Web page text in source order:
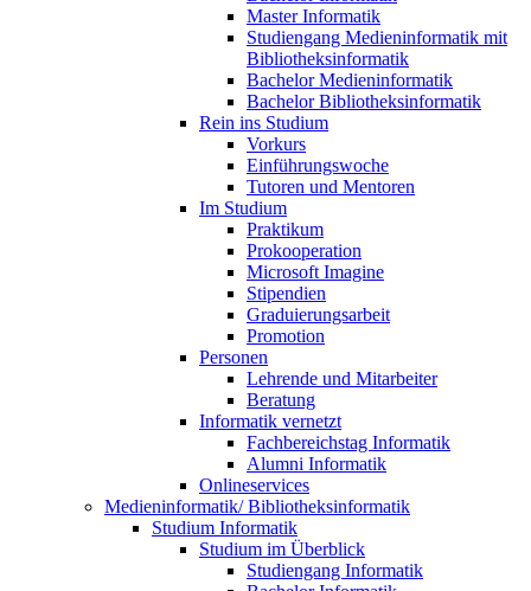
Master Informatik
Studiengang Medieninformatik mit
Bibliotheksinformatik
Bachelor Medieninformatik
Bachelor Bibliotheksinformatik
Rein ins Studium
Vorkurs
Einführungswoche
Tutoren und Mentoren
Im Studium
Praktikum
Prokooperation
Microsoft Imagine
Stipendien
Graduierungsarbeit
Promotion
Personen
Lehrende und Mitarbeiter
Beratung
Informatik vernetzt
Fachbereichstag Informatik
Alumni Informatik
Onlineservices
Medieninformatik/ Bibliotheksinformatik
Studium Informatik
Studium im Überblick
Studiengang Informatik